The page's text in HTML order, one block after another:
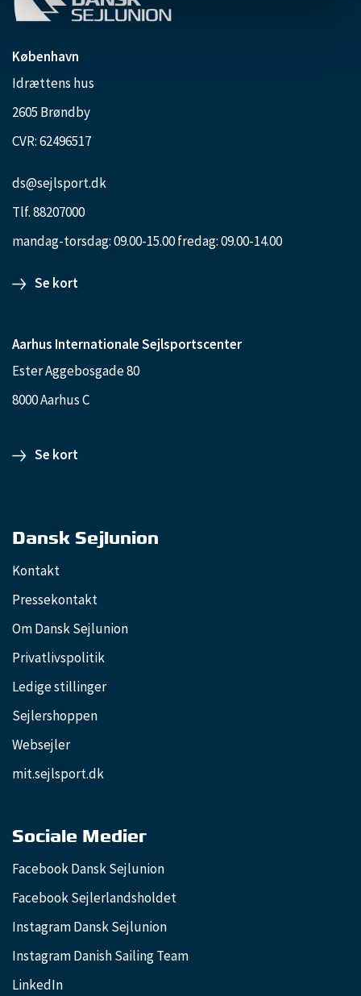
København
Idrættens hus
2605 Brøndby
CVR: 62496517
ds@sejlsport.dk
Tlf. 88207000
mandag-torsdag: 09.00-15.00 fredag: 09.00-14.00
Se kort
Aarhus Internationale Sejlsportscenter
Ester Aggebosgade 80
8000 Aarhus C
Se kort
Dansk Sejlunion
Kontakt
Pressekontakt
Om Dansk Sejlunion
Privatlivspolitik
Ledige stillinger
Sejlershoppen
Websejler
mit.sejlsport.dk
Sociale Medier
Facebook Dansk Sejlunion
Facebook Sejlerlandsholdet
Instagram Dansk Sejlunion
Instagram Danish Sailing Team
LinkedIn